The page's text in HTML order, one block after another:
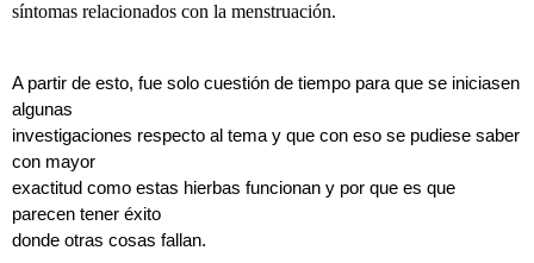
síntomas relacionados con la menstruación.
A partir de esto, fue solo cuestión de tiempo para que se iniciasen
algunas
investigaciones respecto al tema y que con eso se pudiese saber
con mayor
exactitud como estas hierbas funcionan y por que es que
parecen tener éxito
donde otras cosas fallan.